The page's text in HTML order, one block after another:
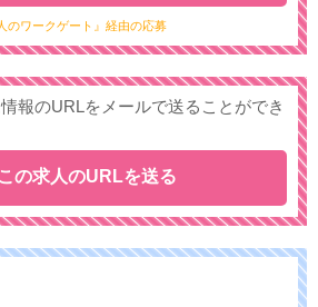
のワークゲート』経由の応募
報のURLをメールで送ることができ
この求人のURLを送る